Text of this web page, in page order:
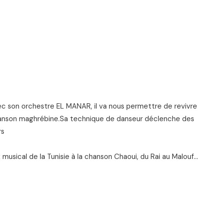
son orchestre EL MANAR, il va nous permettre de revivre
maghrébine.Sa technique de danseur déclenche des
de la Tunisie à la chanson Chaoui, du Rai au Malouf…